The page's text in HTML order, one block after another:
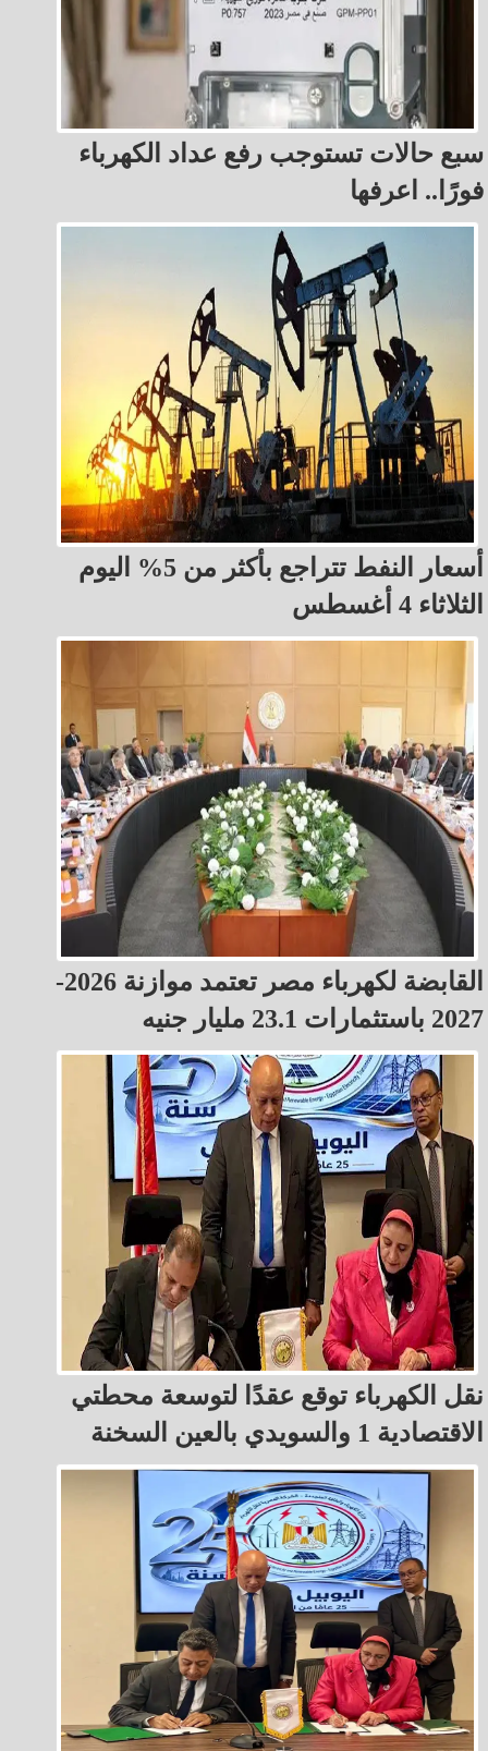
سبع حالات تستوجب رفع عداد الكهرباء
فورًا.. اعرفها
أسعار النفط تتراجع بأكثر من 5% اليوم
الثلاثاء 4 أغسطس
القابضة لكهرباء مصر تعتمد موازنة 2026-
2027 باستثمارات 23.1 مليار جنيه
نقل الكهرباء توقع عقدًا لتوسعة محطتي
الاقتصادية 1 والسويدي بالعين السخنة